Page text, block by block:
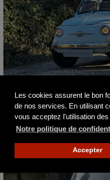
Les cookies assurent le bon
de nos services. En utilisant
vous acceptez l'utilisation
Notre politique de
Accepter
Fiat 500 Giardiniera
1973 33480 km
12 900 €